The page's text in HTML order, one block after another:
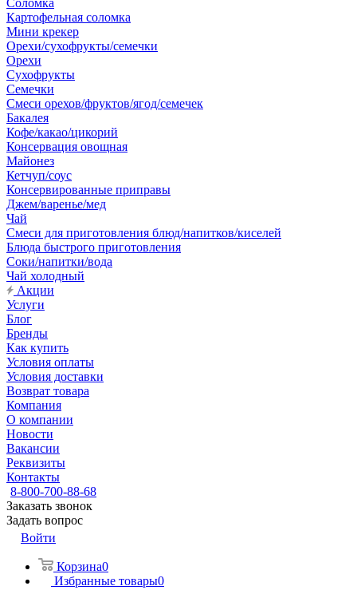
Соломка
Картофельная соломка
Мини крекер
Орехи/сухофрукты/семечки
Орехи
Сухофрукты
Семечки
Смеси орехов/фруктов/ягод/семечек
Бакалея
Кофе/какао/цикорий
Консервация овощная
Майонез
Кетчуп/соус
Консервированные приправы
Джем/варенье/мед
Чай
Смеси для приготовления блюд/напитков/киселей
Блюда быстрого приготовления
Соки/напитки/вода
Чай холодный
Акции
Услуги
Блог
Бренды
Как купить
Условия оплаты
Условия доставки
Возврат товара
Компания
О компании
Новости
Вакансии
Реквизиты
Контакты
8-800-700-88-68
Заказать звонок
Задать вопрос
Войти
Корзина0
Избранные товары0